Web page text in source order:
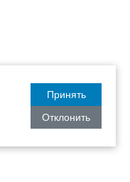
Принять
Отклонить